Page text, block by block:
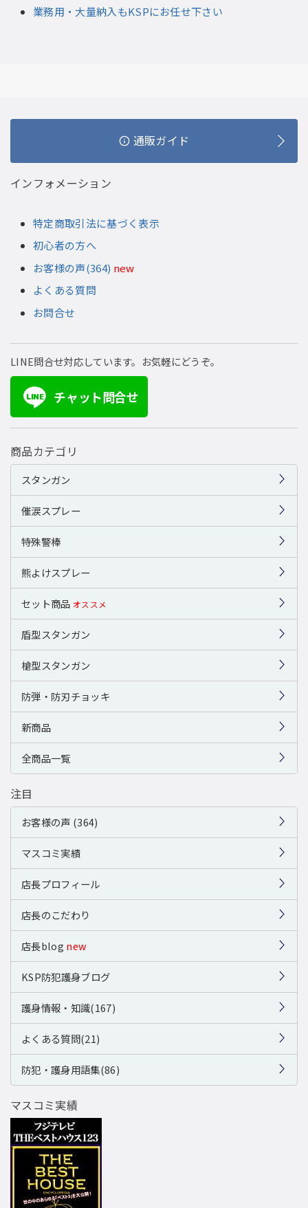
業務用・大量納入もKSPにお任せ下さい
通販ガイド
インフォメーション
特定商取引法に基づく表示
初心者の方へ
お客様の声(364) new
よくある質問
お問合せ
LINE問合せ対応しています。お気軽にどうぞ。
LINE チャット問合せ
商品カテゴリ
スタンガン
催涙スプレー
特殊警棒
熊よけスプレー
セット商品 オススメ
盾型スタンガン
槍型スタンガン
防弾・防刃チョッキ
新商品
全商品一覧
注目
お客様の声 (364)
マスコミ実績
店長プロフィール
店長のこだわり
店長blog new
KSP防犯護身ブログ
護身情報・知識(167)
よくある質問(21)
防犯・護身用語集(86)
マスコミ実績